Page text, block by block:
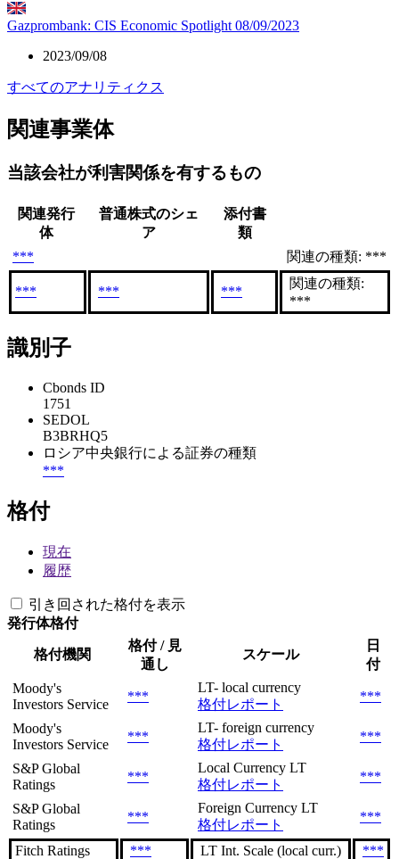
Gazprombank: CIS Economic Spotlight 08/09/2023
2023/09/08
すべてのアナリティクス
関連事業体
当該会社が利害関係を有するもの
関連発行
体
普通株式のシェ
ア
添付書
類
***
関連の種類: ***
*** *** ***
関連の種類:
***
識別子
Cbonds ID
1751
SEDOL
B3BRHQ5
ロシア中央銀行による証券の種類
***
格付
現在
履歴
引き回された格付を表示
発行体格付
格付機関
格付 / 見
通し
スケール
日
付
Moody's
Investors Service
***
LT- local currency
格付レポート
***
Moody's
Investors Service
***
LT- foreign currency
格付レポート
***
S&P Global
Ratings
***
Local Currency LT
格付レポート
***
S&P Global
Ratings
***
Foreign Currency LT
格付レポート
***
Fitch Ratings *** LT Int. Scale (local curr.) ***